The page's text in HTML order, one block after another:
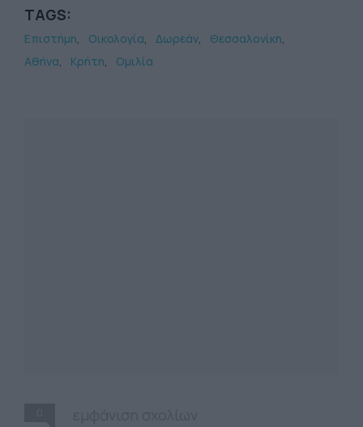
TAGS:
Επιστήμη Οικολογία Δωρεάν
Θεσσαλονίκη
Αθήνα
Κρήτη Ομιλία